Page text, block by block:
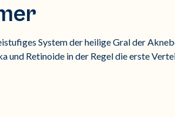
System der heilige Gral der
und Retinoide in der Regel die erste